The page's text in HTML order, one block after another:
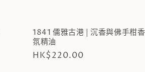
1841 儒雅古港 | 沉香與佛手柑香
氛精油
定
HK$220.00